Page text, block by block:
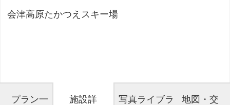
会津高原たかつえスキー場
プラン一
施設詳
写真ライブラ
地図・交